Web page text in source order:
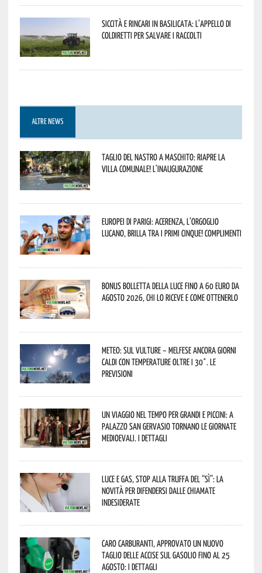
Siccità e rincari in Basilicata: l’appello di
Coldiretti per salvare i raccolti
ALTRE NEWS
Taglio del nastro a Maschito: riapre la
Villa Comunale! L’inaugurazione
Europei di Parigi: Acerenza, l’orgoglio
lucano, brilla tra i primi cinque! Complimenti
Bonus bolletta della luce fino a 60 euro da
agosto 2026, chi lo riceve e come ottenerlo
Meteo: sul Vulture – melfese ancora giorni
caldi con temperature oltre i 30°. Le
previsioni
Un viaggio nel tempo per grandi e piccini: a
Palazzo San Gervasio tornano le Giornate
Medioevali. I dettagli
Luce e gas, stop alla truffa del “Sì”: la
novità per difendersi dalle chiamate
indesiderate
Caro carburanti, approvato un nuovo
taglio delle accise sul gasolio fino al 25
agosto: i dettagli